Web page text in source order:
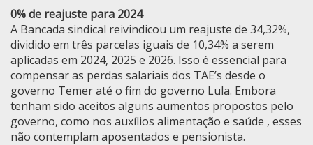
0% de reajuste para 2024
A Bancada sindical reivindicou um reajuste de 34,32%,
dividido em três parcelas iguais de 10,34% a serem
aplicadas em 2024, 2025 e 2026. Isso é essencial para
compensar as perdas salariais dos TAE’s desde o
governo Temer até o fim do governo Lula. Embora
tenham sido aceitos alguns aumentos propostos pelo
governo, como nos auxílios alimentação e saúde , esses
não contemplam aposentados e pensionista.